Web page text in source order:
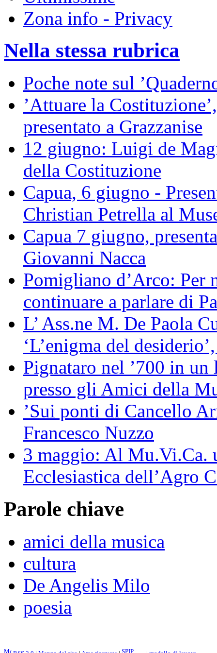
Zona info - Privacy
Nella stessa rubrica
Poche note sul
’Attuare la
presentato a Grazzanise
12 giugno: Luigi de
della Costituzione
Capua, 6 giugno -
Christian Petrella al
Capua 7 giugno,
Giovanni Nacca
Pomigliano d’Arco: Per
continuare a parlare di
L’ Ass.ne M. De Paola
‘L’enigma del
Pignataro nel ’700 in
presso gli Amici della
’Sui ponti di Cancello
Francesco Nuzzo
3 maggio: Al Mu.Vi.Ca.
Ecclesiastica dell’Agro
Parole chiave
amici della musica
cultura
De Angelis Milo
poesia